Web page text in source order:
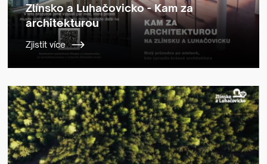
Zlínsko a Luhačovicko - Kam za
architekturou
Zjistit více